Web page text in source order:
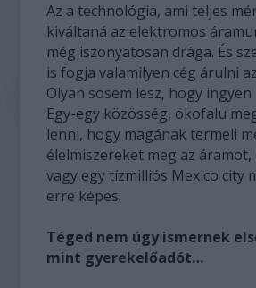
Az a technológia, ami teljes
kiváltaná az elektromos
még iszonyatosan drága. És
is fogja valamilyen cég árulni
Olyan sosem lesz, hogy ingyen
Egy-egy közösség, ökofalu
lenni, hogy magának termeli
élelmiszereket meg az
vagy egy tízmilliós Mexico city
erre képes.
Téged nem úgy ismernek
mint gyerekelőadót…